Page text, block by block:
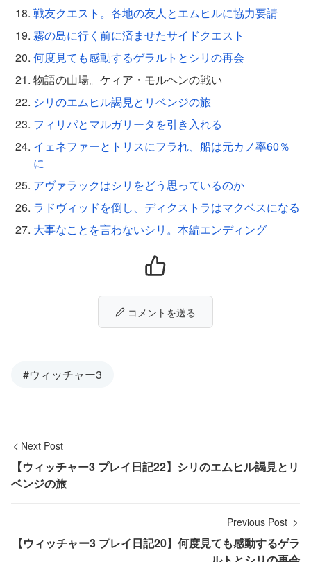
戦友クエスト。各地の友人とエムヒルに協力要請
霧の島に行く前に済ませたサイドクエスト
何度見ても感動するゲラルトとシリの再会
物語の山場。ケィア・モルヘンの戦い
シリのエムヒル謁見とリベンジの旅
フィリパとマルガリータを引き入れる
イェネファーとトリスにフラれ、船は元カノ率60％
に
アヴァラックはシリをどう思っているのか
ラドヴィッドを倒し、ディクストラはマクベスになる
大事なことを言わないシリ。本編エンディング
コメントを送る
#ウィッチャー3
Next Post
【ウィッチャー3 プレイ日記22】シリのエムヒル謁見とリ
ベンジの旅
Previous Post
【ウィッチャー3 プレイ日記20】何度見ても感動するゲラ